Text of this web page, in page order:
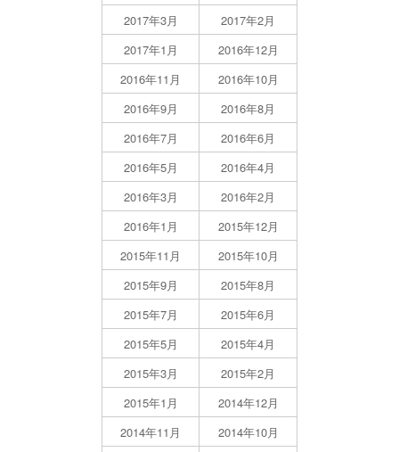
2017年3月
2017年2月
2017年1月
2016年12月
2016年11月
2016年10月
2016年9月
2016年8月
2016年7月
2016年6月
2016年5月
2016年4月
2016年3月
2016年2月
2016年1月
2015年12月
2015年11月
2015年10月
2015年9月
2015年8月
2015年7月
2015年6月
2015年5月
2015年4月
2015年3月
2015年2月
2015年1月
2014年12月
2014年11月
2014年10月